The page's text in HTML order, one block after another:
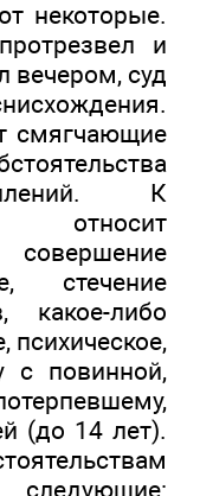
некоторые.
и
вечером, суд
смягчающие
К
относит
стечение
какое-либо
психическое,
с повинной,
(до 14 лет).